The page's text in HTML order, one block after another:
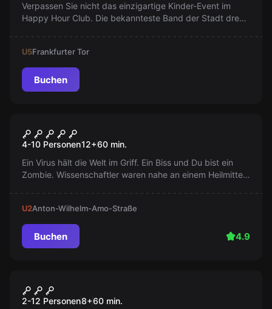
Verpassen Sie nicht das einzigartige Kinder-Event im
Happy Hour Club. Die bekannteste Band der Stadt dreht
Problemen zu retten!
U5Frankfurter Tor
Buchen
Zombie
4-10 Personen12+60 min.
Ein Virus hält die Welt im Griff. Ein Biss und Du bist ein
Zombie. Wissenschaftler waren nahe an einem Heilmittel,
U2Anton-Wilhelm-Amo-Straße
Buchen 4.9
Neu
Der Superzwerg
2-12 Personen8+60 min.